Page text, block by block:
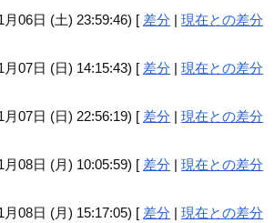
月06日 (土) 23:59:46) [ 差分 |現在との差分
月07日 (日) 14:15:43) [ 差分 |現在との差分
月07日 (日) 22:56:19) [ 差分 |現在との差分
月08日 (月) 10:05:59) [ 差分 |現在との差分
月08日 (月) 15:17:05) [ 差分 |現在との差分